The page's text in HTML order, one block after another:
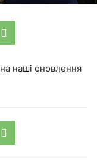
наші оновлення